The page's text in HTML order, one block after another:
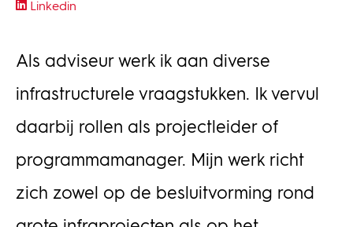
Linkedin
Als adviseur werk ik aan diverse
infrastructurele vraagstukken. Ik vervul
daarbij rollen als projectleider of
programmamanager. Mijn werk richt
zich zowel op de besluitvorming rond